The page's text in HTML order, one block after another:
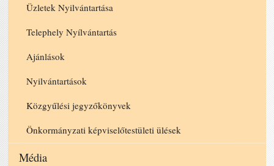
Üzletek Nyilvántartása
Telephely Nyílvántartás
Ajánlások
Nyilvántartások
Közgyűlési jegyzőkönyvek
Önkormányzati képviselőtestületi ülések
Média